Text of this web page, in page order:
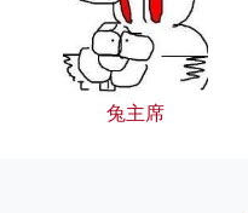
兔主席